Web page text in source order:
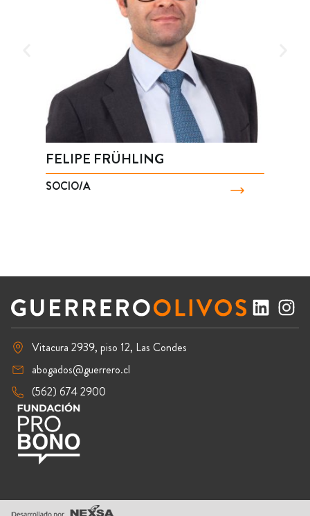
FELIPE FRÜHLING
SOCIO/A
Vitacura 2939, piso 12, Las Condes
abogados@guerrero.cl
(562) 674 2900